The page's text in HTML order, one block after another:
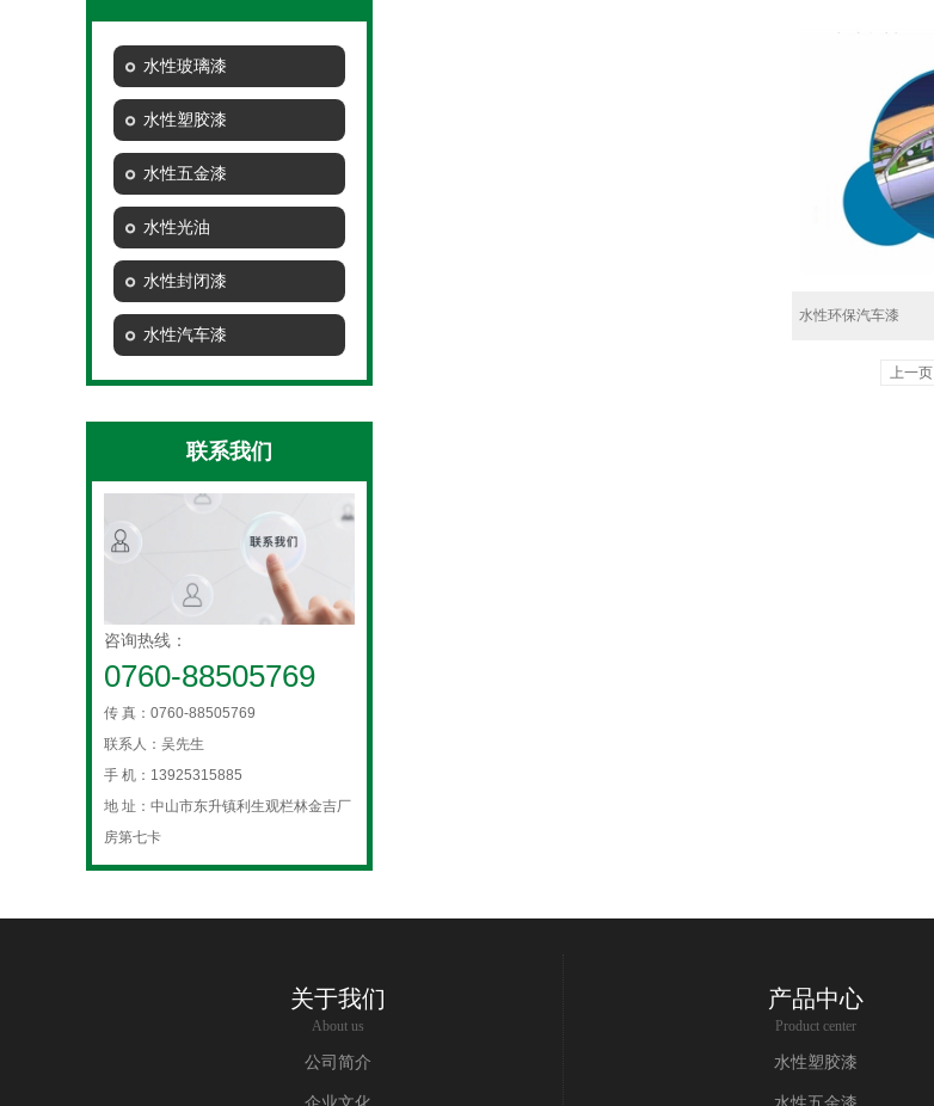
水性玻璃漆
水性塑胶漆
水性五金漆
水性光油
水性封闭漆
水性汽车漆
联系我们
咨询热线：
0760-88505769
传 真：0760-88505769
联系人：吴先生
手 机：13925315885
地 址：中山市东升镇利生观栏林金吉厂
房第七卡
水性环保汽车漆
上一页
关于我们
About us
公司简介
产品中心
Product center
水性塑胶漆